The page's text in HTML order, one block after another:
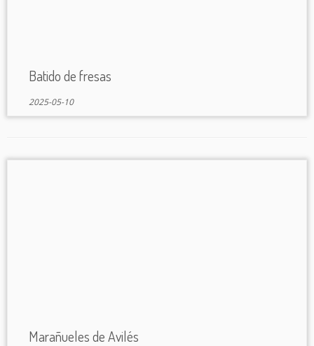
Batido de fresas
2025-05-10
Marañueles de Avilés